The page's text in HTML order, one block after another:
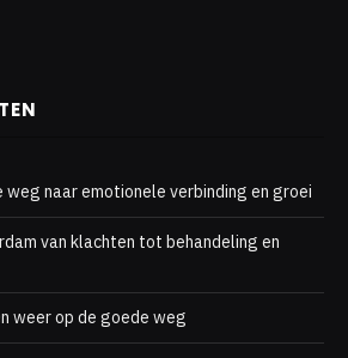
naar emotionele verbinding en groei
van klachten tot behandeling en
weer op de goede weg